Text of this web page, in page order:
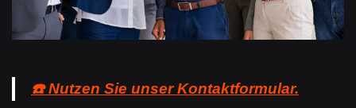
☎️ Nutzen Sie unser Kontaktformular.